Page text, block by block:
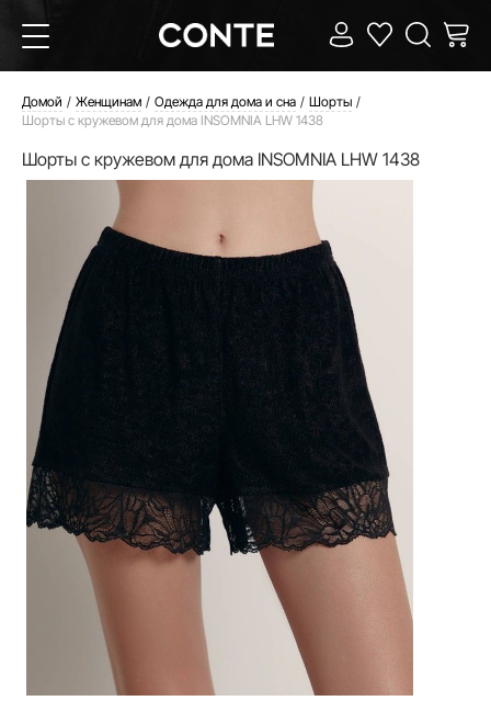
Домой Женщинам Одежда для дома и сна
Шорты
Шорты с кружевом для дома INSOMNIA LHW 1438
Шорты с кружевом для дома INSOMNIA LHW 1438